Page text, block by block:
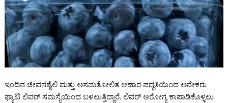
ಇಂದಿನ ಜೀವನಶೈಲಿ ಮತ್ತು ಅಸಮತೋಲಿತ ಆಹಾರ ಪದ್ಧತಿಯಿಂದ ಅನೇಕರು
ಫ್ಯಾಟಿ ಲಿವರ್ ಸಮಸ್ಯೆಯಿಂದ ಬಳಲುತ್ತಿದ್ದಾರೆ. ಲಿವರ್ ಆರೋಗ್ಯ ಕಾಪಾಡಿಕೊಳ್ಳಲು